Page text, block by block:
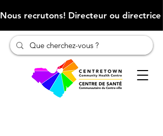
Nous recrutons! Directeur ou